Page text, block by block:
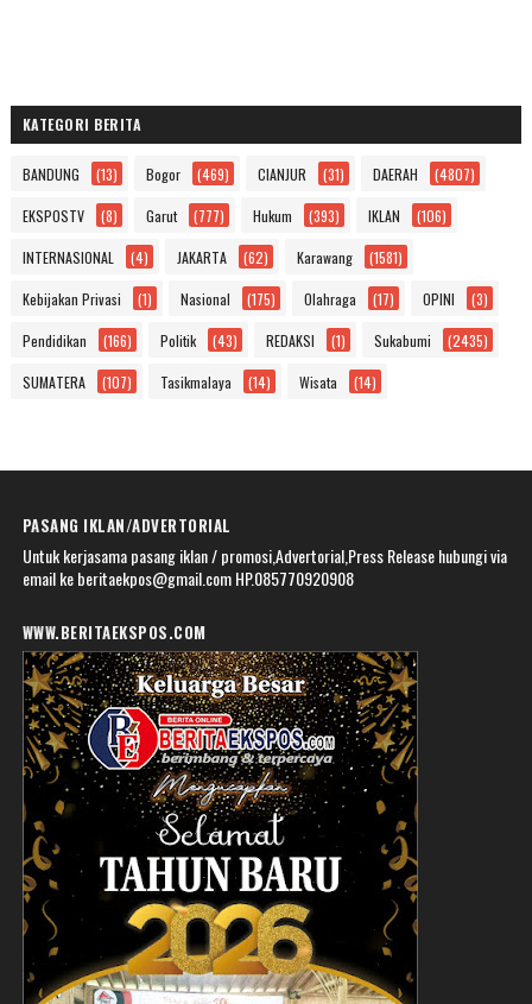
KATEGORI BERITA
BANDUNG (13) Bogor (469) CIANJUR (31) DAERAH (4807)
EKSPOSTV (8) Garut (777) Hukum (393) IKLAN (106)
INTERNASIONAL (4) JAKARTA (62) Karawang (1581)
Kebijakan Privasi (1) Nasional (175) Olahraga (17) OPINI (3)
Pendidikan (166) Politik (43) REDAKSI (1) Sukabumi (2435)
SUMATERA (107) Tasikmalaya (14) Wisata (14)
PASANG IKLAN/ADVERTORIAL
Untuk kerjasama pasang iklan / promosi,Advertorial,Press Release hubungi via
email ke beritaekpos@gmail.com HP.085770920908
WWW.BERITAEKSPOS.COM